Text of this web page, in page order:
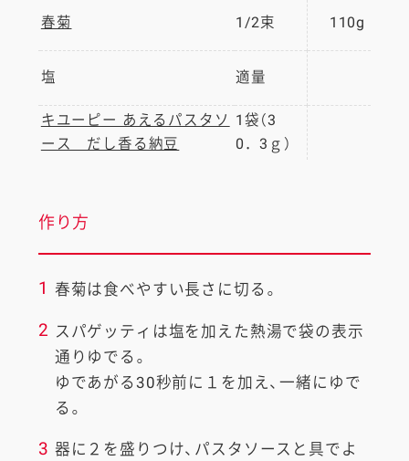
春菊 1/2束 110g
塩 適量
キユーピー あえるパスタソ
ース だし香る納豆
1袋（3
0．3ｇ）
作り方
1 春菊は食べやすい長さに切る。
2 スパゲッティは塩を加えた熱湯で袋の表示
通りゆでる。
ゆであがる30秒前に１を加え、一緒にゆで
る。
3 器に２を盛りつけ、パスタソースと具でよ